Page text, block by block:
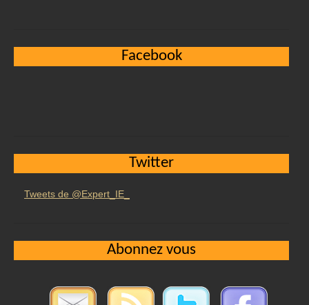
Facebook
Twitter
Tweets de @Expert_IE_
Abonnez vous